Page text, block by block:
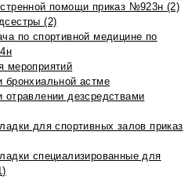
помощи приказ №923н (2)
(2)
по спортивной медицине по
мероприятий
бронхиальной астме
отравлении дезсредствами
для спортивных залов приказ
специализированные для